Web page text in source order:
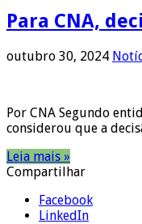
Para CNA,
outubro 30, 2024
Por CNA Segundo
considerou que a
Leia mais »
Compartilhar
Facebook
LinkedIn